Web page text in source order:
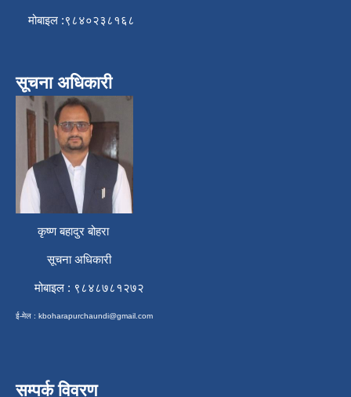
मोबाइल :९८४०२३८१६८
सूचना अधिकारी
कृष्ण बहादुर बोहरा
सूचना अधिकारी
मोबाइल : ९८४८७८१२७२
ई-मेल : kboharapurchaundi@gmail.com
सम्पर्क विवरण